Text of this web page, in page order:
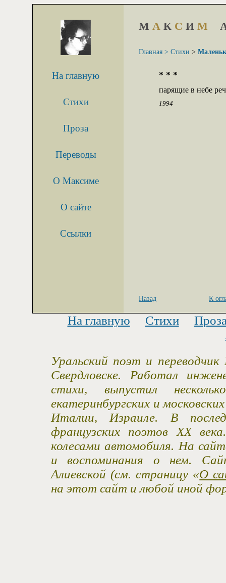
На главную
Стихи
Проза
Переводы
О Максиме
О сайте
Ссылки
М А К С И М
Главная > Стихи >
* * *
парящие в небе
1994
Назад К
На главную Стихи
Уральский поэт и
Свердловске. Работал
стихи, выпустил
екатеринбургских и
Италии, Израиле. В
французских поэтов XX
колесами автомобиля. На
и воспоминания о нем.
Алиевской (см. страницу «О
на этот сайт и любой иной